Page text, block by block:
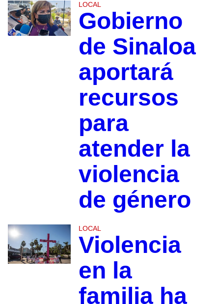
LOCAL
Gobierno
de Sinaloa
aportará
recursos
para
atender la
violencia
de género
LOCAL
Violencia
en la
familia ha